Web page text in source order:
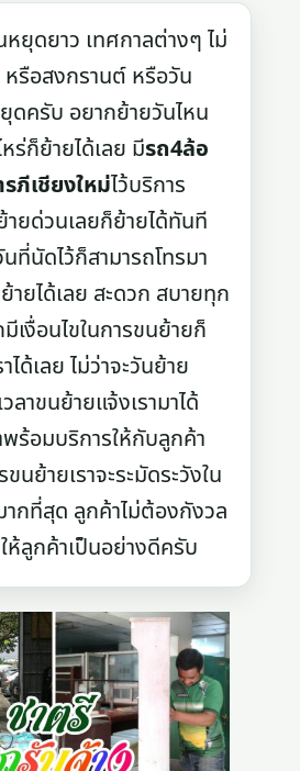
ดยาว เทศกาลต่างๆ ไม่
หรือสงกรานต์ หรือวัน
ดครับ อยากย้ายวันไหน
ร่ก็ย้ายได้เลย มีรถ4ล้อ
ภีเชียงใหม่ไว้บริการ
ยด่วนเลยก็ย้ายได้ทันที
ที่นัดไว้ก็สามารถโทรมา
ายได้เลย สะดวก สบายทุก
เงื่อนไขในการขนย้ายก็
ได้เลย ไม่ว่าจะวันย้าย
ลาขนย้ายแจ้งเรามาได้
พร้อมบริการให้กับลูกค้า
นย้ายเราจะระมัดระวังใน
ากที่สุด ลูกค้าไม่ต้องกังวล
ห้ลูกค้าเป็นอย่างดีครับ